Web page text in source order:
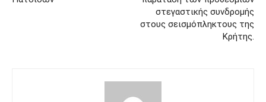
στεγαστικής συνδρομής
στους σεισμόπληκτους της
Κρήτης.